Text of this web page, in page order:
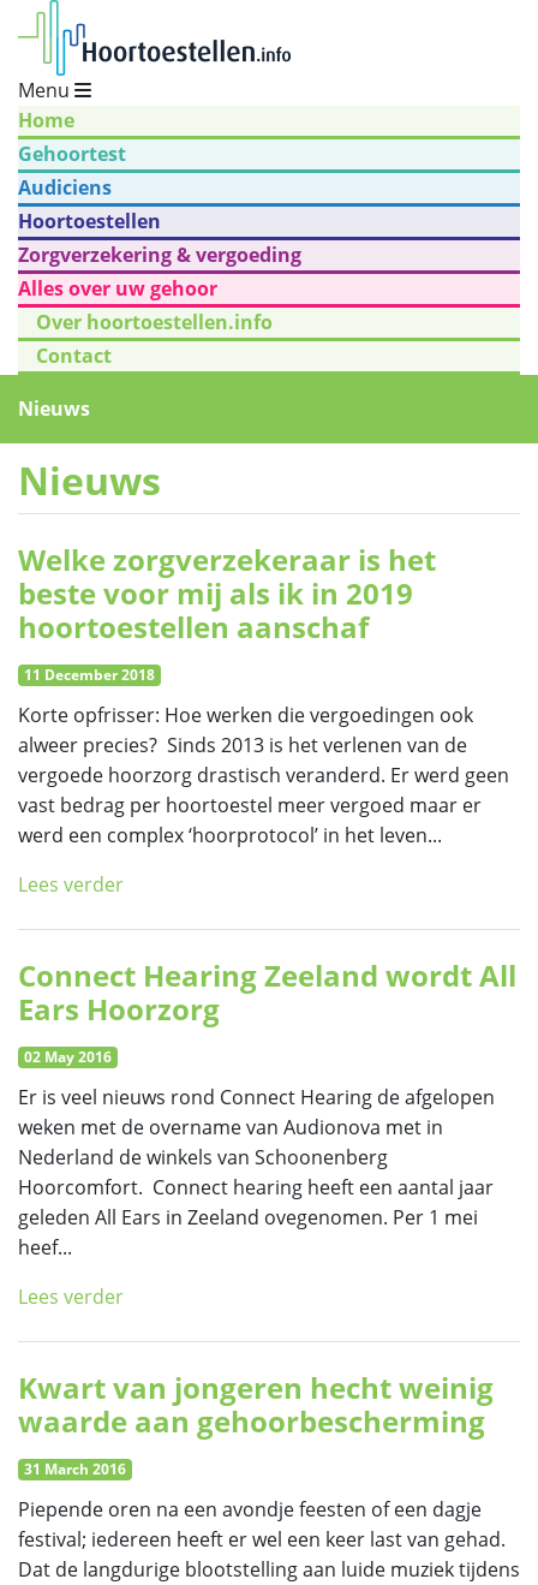
Menu
Home
Gehoortest
Audiciens
Hoortoestellen
Zorgverzekering & vergoeding
Alles over uw gehoor
Over hoortoestellen.info
Contact
Nieuws
Nieuws
Welke zorgverzekeraar is het
beste voor mij als ik in 2019
hoortoestellen aanschaf
11 December 2018
Korte opfrisser: Hoe werken die vergoedingen ook
alweer precies? Sinds 2013 is het verlenen van de
vergoede hoorzorg drastisch veranderd. Er werd geen
vast bedrag per hoortoestel meer vergoed maar er
werd een complex ‘hoorprotocol’ in het leven...
Lees verder
Connect Hearing Zeeland wordt All
Ears Hoorzorg
02 May 2016
Er is veel nieuws rond Connect Hearing de afgelopen
weken met de overname van Audionova met in
Nederland de winkels van Schoonenberg
Hoorcomfort. Connect hearing heeft een aantal jaar
geleden All Ears in Zeeland ovegenomen. Per 1 mei
heef...
Lees verder
Kwart van jongeren hecht weinig
waarde aan gehoorbescherming
31 March 2016
Piepende oren na een avondje feesten of een dagje
festival; iedereen heeft er wel een keer last van gehad.
Dat de langdurige blootstelling aan luide muziek tijdens